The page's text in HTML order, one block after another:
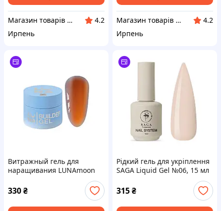
Магазин товарів для манікюру “Nigtyky”
4.2
Ирпень
Магазин товарів для манікюру “Nigtyky”
4.2
Ирпень
Витражный гель для
наращивания LUNAmoon
оранжевый
330₴
Рідкий гель для укріплення
SAGA Liquid Gel №06, 15 мл
315₴